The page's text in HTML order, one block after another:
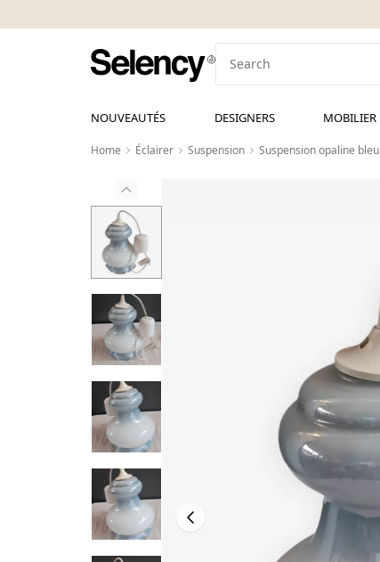
NOUVEAUTÉS DESIGNERS MOBILIER
Home Éclairer Suspension Suspension opaline bleu